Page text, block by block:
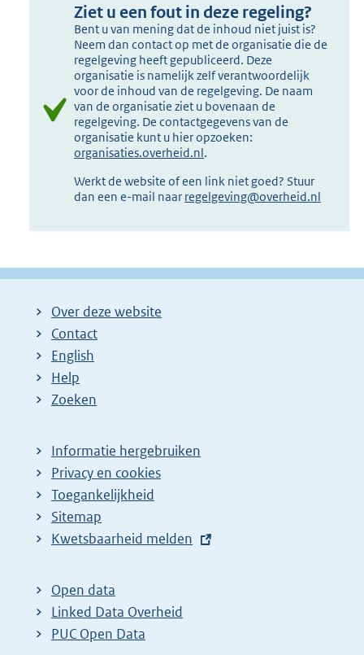
Ziet u een fout in deze regeling?
Bent u van mening dat de inhoud niet juist is?
Neem dan contact op met de organisatie die de
regelgeving heeft gepubliceerd. Deze
organisatie is namelijk zelf verantwoordelijk
voor de inhoud van de regelgeving. De naam
van de organisatie ziet u bovenaan de
regelgeving. De contactgegevens van de
organisatie kunt u hier opzoeken:
organisaties.overheid.nl.
Werkt de website of een link niet goed? Stuur
dan een e-mail naar regelgeving@overheid.nl
Over deze website
Contact
English
Help
Zoeken
Informatie hergebruiken
Privacy en cookies
Toegankelijkheid
Sitemap
E
t
e
r
Kwetsbaarheid melden
Open data
Linked Data Overheid
PUC Open Data